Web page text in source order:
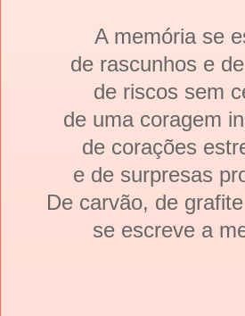
A memória se
de rascunhos e
de riscos sem
de uma coragem
de corações
e de surpresas
De carvão, de
se escreve a